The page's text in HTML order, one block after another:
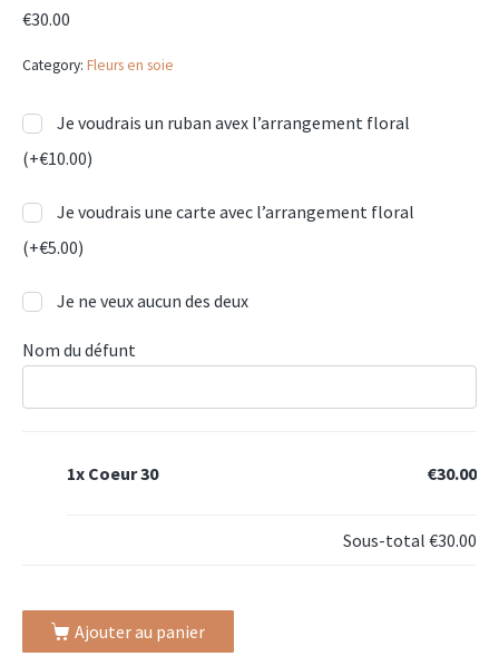
€30.00
Category: Fleurs en soie
Je voudrais un ruban avex l’arrangement floral
(+€10.00)
Je voudrais une carte avec l’arrangement floral
(+€5.00)
Je ne veux aucun des deux
Nom du défunt
1x Coeur 30 €30.00
Sous-total €30.00
Ajouter au panier